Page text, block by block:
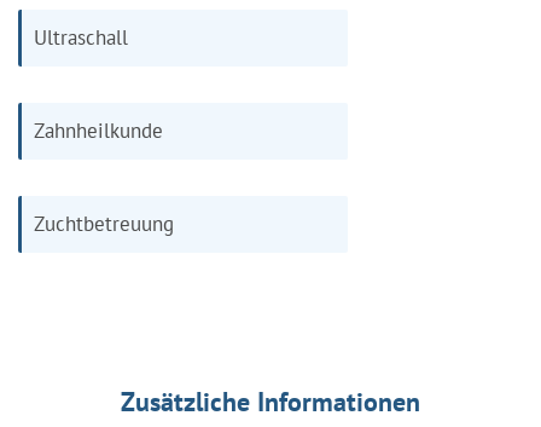
Ultraschall
Zahnheilkunde
Zuchtbetreuung
Zusätzliche Informationen